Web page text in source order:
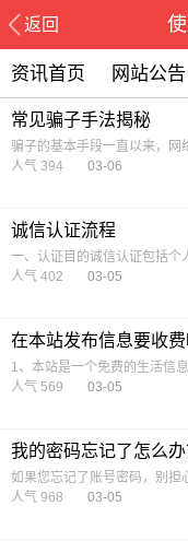
返回
资讯首页 网站公告
常见骗子手法揭秘
骗子的基本手段一直以来，网
人气 394
03-06
诚信认证流程
一、认证目的诚信认证包括个
人气 402
03-05
在本站发布信息要收费
1、本站是一个免费的生活信
人气 569
03-05
我的密码忘记了怎么办
如果您忘记了账号密码，别担
人气 968
03-05